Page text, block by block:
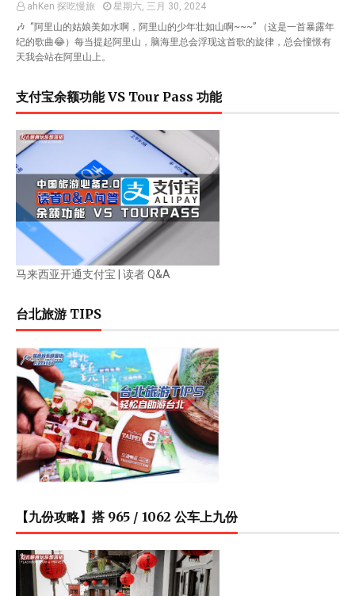
ahKen 探吃慢旅
星期六, 三月 30, 2024
🎶 “阿里山的姑娘美如水啊，阿里山的少年壮如山啊~~~” （这是一首暴露年
纪的歌曲😂）每当提起阿里山，脑海里总会浮现这首歌的旋律，总会憧憬有
天我会站在阿里山上。
支付宝余额功能 VS Tour Pass 功能
马来西亚开通支付宝 | 读者 Q&A
台北旅游 TIPS
【九份攻略】搭 965 / 1062 公车上九份